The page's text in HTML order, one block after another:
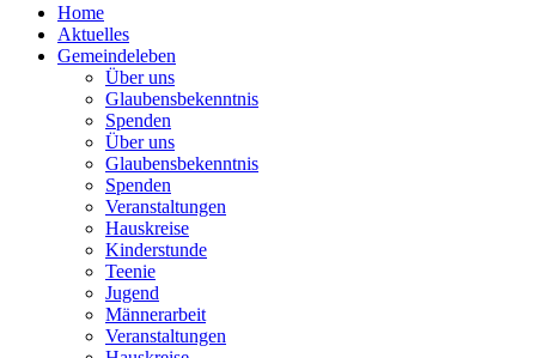
Home
Aktuelles
Gemeindeleben
Über uns
Glaubensbekenntnis
Spenden
Über uns
Glaubensbekenntnis
Spenden
Veranstaltungen
Hauskreise
Kinderstunde
Teenie
Jugend
Männerarbeit
Veranstaltungen